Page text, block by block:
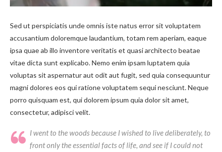
Sed ut perspiciatis unde omnis iste natus error sit voluptatem
accusantium doloremque laudantium, totam rem aperiam, eaque
ipsa quae ab illo inventore veritatis et quasi architecto beatae
vitae dicta sunt explicabo. Nemo enim ipsam luptatem quia
voluptas sit aspernatur aut odit aut fugit, sed quia consequuntur
magni dolores eos qui ratione voluptatem sequi nesciunt. Neque
porro quisquam est, qui dolorem ipsum quia dolor sit amet,
consectetur, adipisci velit.
I went to the woods because I wished to live deliberately, to
front only the essential facts of life, and see if I could not